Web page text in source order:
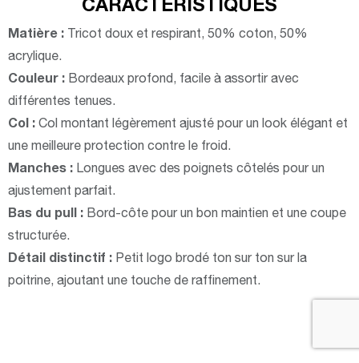
Matière : Tricot doux et respirant, 50% coton, 50%
acrylique.
Couleur : Bordeaux profond, facile à assortir avec
différentes tenues.
Col : Col montant légèrement ajusté pour un look élégant et
une meilleure protection contre le froid.
Manches : Longues avec des poignets côtelés pour un
ajustement parfait.
Bas du pull : Bord-côte pour un bon maintien et une coupe
structurée.
Détail distinctif : Petit logo brodé ton sur ton sur la
poitrine, ajoutant une touche de raffinement.